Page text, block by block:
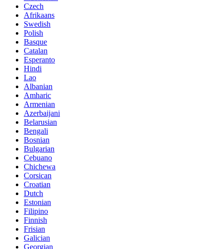
Czech
Afrikaans
Swedish
Polish
Basque
Catalan
Esperanto
Hindi
Lao
Albanian
Amharic
Armenian
Azerbaijani
Belarusian
Bengali
Bosnian
Bulgarian
Cebuano
Chichewa
Corsican
Croatian
Dutch
Estonian
Filipino
Finnish
Frisian
Galician
Georgian